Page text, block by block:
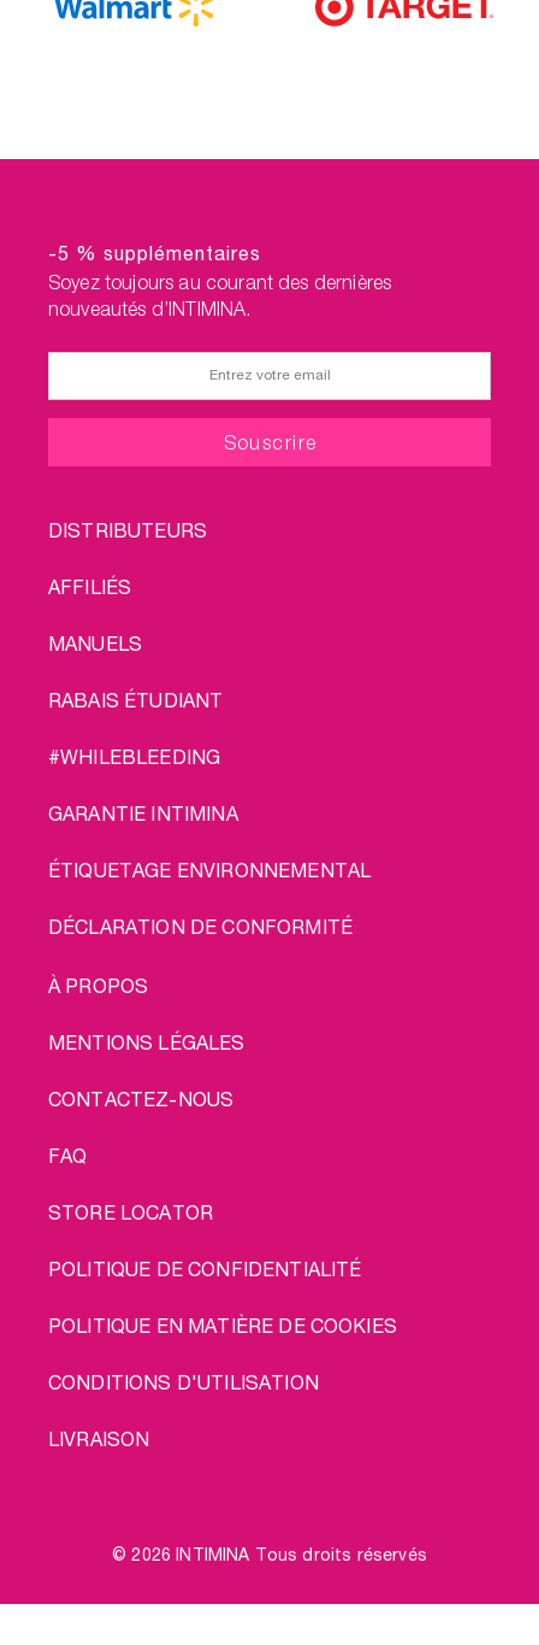
-5 % supplémentaires
Soyez toujours au courant des dernières
nouveautés d’INTIMINA.
FOOTER
DISTRIBUTEURS
AFFILIÉS
MANUELS
RABAIS ÉTUDIANT
#WHILEBLEEDING
GARANTIE INTIMINA
ÉTIQUETAGE ENVIRONNEMENTAL
DÉCLARATION DE CONFORMITÉ
LEGAL
À PROPOS
MENTIONS LÉGALES
CONTACTEZ-NOUS
FAQ
STORE LOCATOR
POLITIQUE DE CONFIDENTIALITÉ
POLITIQUE EN MATIÈRE DE COOKIES
CONDITIONS D'UTILISATION
LIVRAISON
© 2026 INTIMINA Tous droits réservés